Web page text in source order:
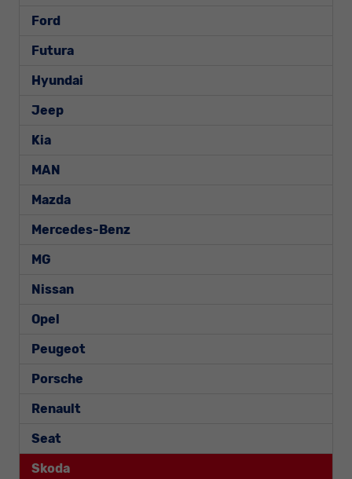
Ford
Futura
Hyundai
Jeep
Kia
MAN
Mazda
Mercedes-Benz
MG
Nissan
Opel
Peugeot
Porsche
Renault
Seat
Skoda